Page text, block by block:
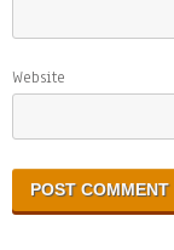
Website